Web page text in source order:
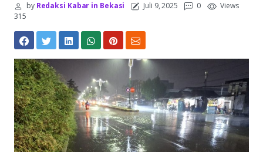
byRedaksi Kabar in Bekasi Juli 9, 2025 0
Views
315